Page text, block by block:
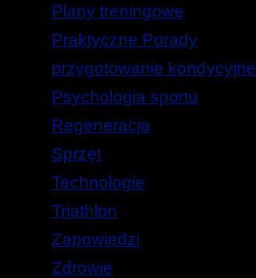
Plany treningowe
Praktyczne Porady
przygotowanie kondycyjne
Psychologia sportu
Regeneracja
Sprzęt
Technologie
Triathlon
Zapowiedzi
Zdrowie